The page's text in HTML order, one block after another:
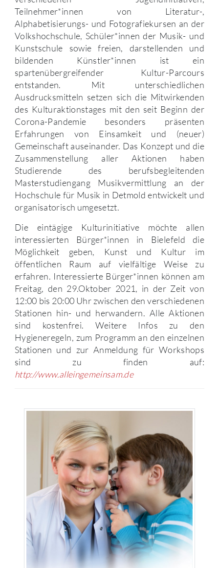
Teilnehmer*innen von Literatur-,
Alphabetisierungs- und Fotografiekursen an der
Volkshochschule, Schüler*innen der Musik- und
Kunstschule sowie freien, darstellenden und
bildenden Künstler*innen ist ein
spartenübergreifender Kultur-Parcours
entstanden. Mit unterschiedlichen
Ausdrucksmitteln setzen sich die Mitwirkenden
des Kulturaktionstages mit den seit Beginn der
Corona-Pandemie besonders präsenten
Erfahrungen von Einsamkeit und (neuer)
Gemeinschaft auseinander. Das Konzept und die
Zusammenstellung aller Aktionen haben
Studierende des berufsbegleitenden
Masterstudiengang Musikvermittlung an der
Hochschule für Musik in Detmold entwickelt und
organisatorisch umgesetzt.
Die eintägige Kulturinitiative möchte allen
interessierten Bürger*innen in Bielefeld die
Möglichkeit geben, Kunst und Kultur im
öffentlichen Raum auf vielfältige Weise zu
erfahren. Interessierte Bürger*innen können am
Freitag, den 29.Oktober 2021, in der Zeit von
12:00 bis 20:00 Uhr zwischen den verschiedenen
Stationen hin- und herwandern. Alle Aktionen
sind kostenfrei. Weitere Infos zu den
Hygieneregeln, zum Programm an den einzelnen
Stationen und zur Anmeldung für Workshops
sind zu finden auf:
http://www.alleingemeinsam.de